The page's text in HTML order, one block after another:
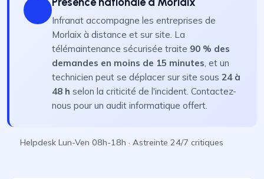
Infranat accompagne les entreprises de
Morlaix à distance et sur site. La
télémaintenance sécurisée traite 90 % des
demandes en moins de 15 minutes, et un
technicien peut se déplacer sur site sous 24 à
48 h selon la criticité de l'incident. Contactez-
nous pour un audit informatique offert.
Helpdesk Lun-Ven 08h-18h · Astreinte 24/7 critiques